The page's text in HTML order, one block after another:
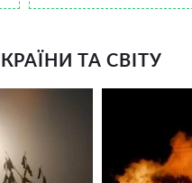
ТА СВІТУ